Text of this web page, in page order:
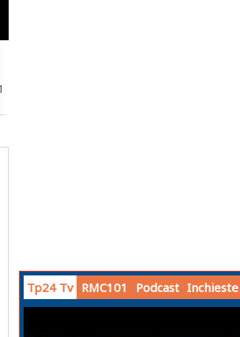
Tp24 Tv RMC101 Podcast Inchieste